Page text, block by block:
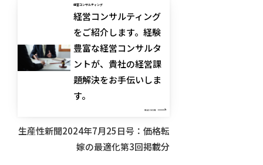
経営コンサルティング
経営コンサルティング
をご紹介します。経験
豊富な経営コンサルタ
ントが、貴社の経営課
題解決をお手伝いしま
す。
READ MORE
生産性新聞2024年7月25日号：価格転
嫁の最適化第3回掲載分